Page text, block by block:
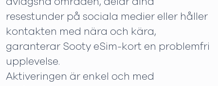
resestunder på sociala medier eller håller
kontakten med nära och kära,
garanterar Sooty eSim-kort en problemfri
upplevelse.
Aktiveringen är enkel och med